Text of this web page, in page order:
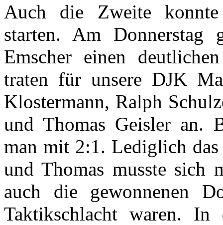
Auch die Zweite
starten. Am
Emscher einen
traten für unsere DJK
Klostermann, Ralph
und Thomas Geisler an.
man mit 2:1. Lediglich
und Thomas musste sich
auch die gewonnenen
Taktikschlacht waren. In